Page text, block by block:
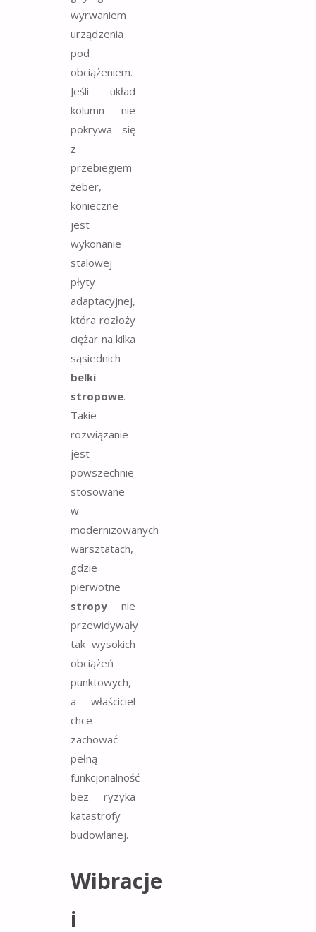
wyrwaniem
urządzenia
pod
obciążeniem.
Jeśli układ
kolumn nie
pokrywa się
z
przebiegiem
żeber,
konieczne
jest
wykonanie
stalowej
płyty
adaptacyjnej,
która rozłoży
ciężar na kilka
sąsiednich
belki
stropowe.
Takie
rozwiązanie
jest
powszechnie
stosowane
w
modernizowanych
warsztatach,
gdzie
pierwotne
stropy nie
przewidywały
tak wysokich
obciążeń
punktowych,
a właściciel
chce
zachować
pełną
funkcjonalność
bez ryzyka
katastrofy
budowlanej.
Wibracje
i